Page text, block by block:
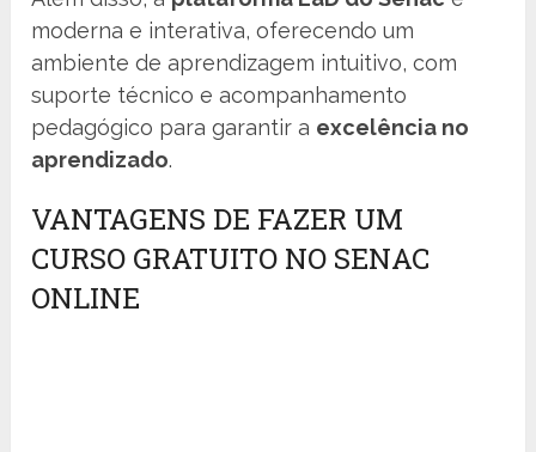
moderna e interativa, oferecendo um
ambiente de aprendizagem intuitivo, com
suporte técnico e acompanhamento
pedagógico para garantir a excelência no
aprendizado.
VANTAGENS DE FAZER UM
CURSO GRATUITO NO SENAC
ONLINE